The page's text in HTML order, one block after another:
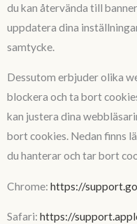
du kan återvända till
uppdatera dina
samtycke.
Dessutom erbjuder olika
blockera och ta bort
kan justera dina
bort cookies. Nedan finns
du hanterar och tar bort
Chrome: https://
Safari: https://